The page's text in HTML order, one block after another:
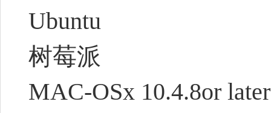
Ubuntu
树莓派
MAC-OSx 10.4.8or later